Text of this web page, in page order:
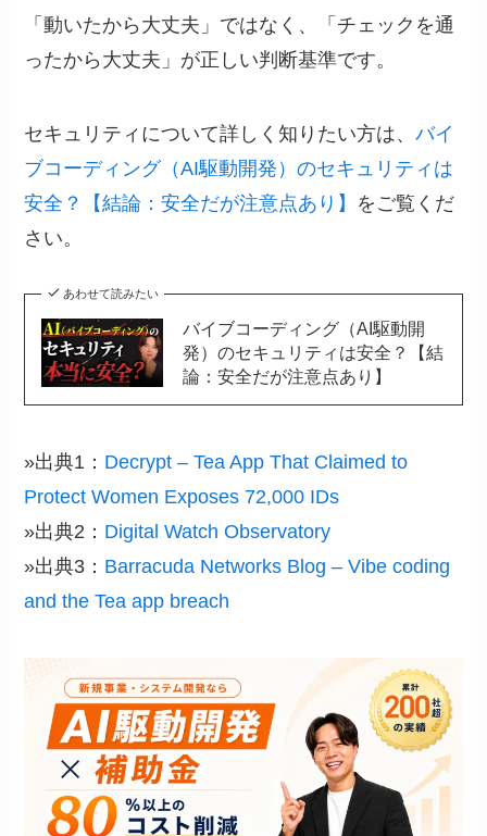
「動いたから大丈夫」ではなく、「チェックを通
ったから大丈夫」が正しい判断基準です。
セキュリティについて詳しく知りたい方は、バイ
ブコーディング（AI駆動開発）のセキュリティは
安全？【結論：安全だが注意点あり】 をご覧くだ
さい。
あわせて読みたい
バイブコーディング（AI駆動開
発）のセキュリティは安全？【結
論：安全だが注意点あり】
»出典1： Decrypt – Tea App That Claimed to
Protect Women Exposes 72,000 IDs
»出典2： Digital Watch Observatory
»出典3： Barracuda Networks Blog – Vibe coding
and the Tea app breach